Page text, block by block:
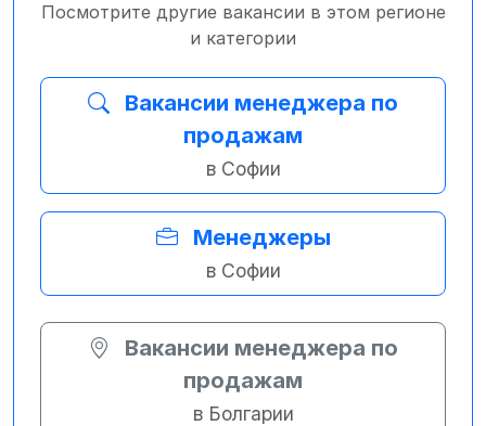
Посмотрите другие вакансии в этом регионе
и категории
Вакансии менеджера по
продажам
в Софии
Менеджеры
в Софии
Вакансии менеджера по
продажам
в Болгарии